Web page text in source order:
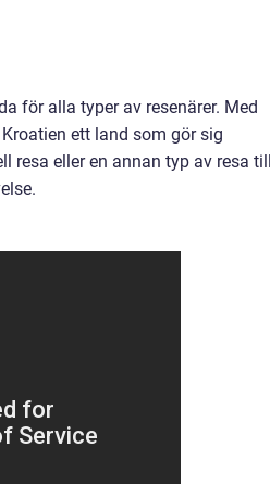
för alla typer av resenärer. Med
ett land som gör sig
eller en annan typ av resa till